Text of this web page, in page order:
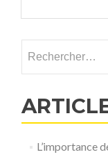
L’importance